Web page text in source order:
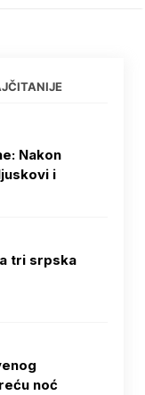
Nakon
i
tri srpska
noć